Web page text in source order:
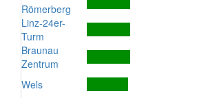
Römerberg
Linz-24er-
Turm
Braunau
Zentrum
Wels